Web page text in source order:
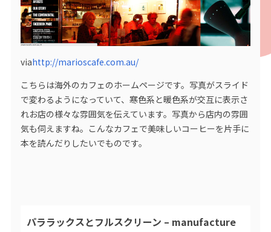
viahttp://marioscafe.com.au/
こちらは海外のカフェのホームページです。写真がスライド
で変わるようになっていて、寒色系と暖色系が交互に表示さ
れお店の様々な雰囲気を伝えています。写真から店内の雰囲
気も伺えますね。こんなカフェで美味しいコーヒーを片手に
本を読んだりしたいでものです。
パララックスとフルスクリーン – manufacture